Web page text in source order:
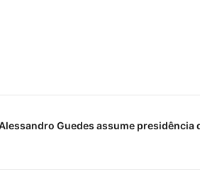
Guedes assume presidência